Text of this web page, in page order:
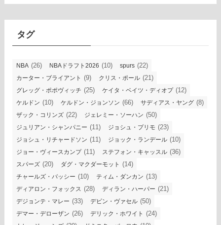
カ
タグ
NBA (26) NBAドラフト2026 (10) spurs (22)
カーター・ブライアント (9) クリス・ポール (21)
グレッグ・ポポヴィッチ (25) ケイタ・ベイツ・ディオプ(12)
ケルドン (10) ケルドン・ジョンソン (66) サディアス・ヤング (8)
ザック・コリンズ (22) ジェレミー・ソーハン (50)
ジュリアン・シャンパニー (11) ジョシュ・プリモ (23)
ジョシュ・リチャードソン (11) ジョック・ランデール (10)
ジョー・ヴィースカンプ(11) ステフォン・キャッスル (36)
スパーズ (20) ダグ・マクダーモット (14)
チャールズ・バッシー (10) ティム・ダンカン (13)
ディアロン・フォックス (28) ディラン・ハーパー (21)
デジョンテ・マレー (33) デビン・ヴァセル (50)
デマー・デローザン (26) デリック・ホワイト (24)